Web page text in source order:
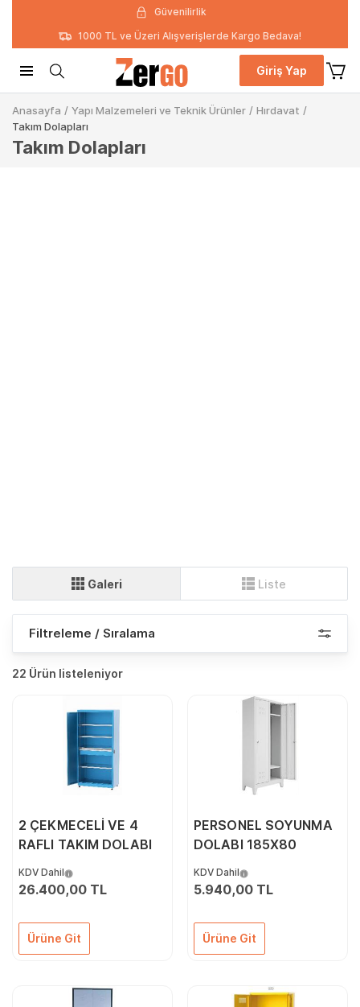
Güvenilirlik
1000 TL ve Üzeri Alışverişlerde Kargo Bedava!
Giriş Yap
Anasayfa / Yapı Malzemeleri ve Teknik Ürünler / Hırdavat /
Takım Dolapları
Takım Dolapları
Galeri Liste
Filtreleme / Sıralama
22 Ürün listeleniyor
2 ÇEKMECELİ VE 4
RAFLI TAKIM DOLABI
KDV Dahil
26.400,00 TL
Ürüne Git
PERSONEL SOYUNMA
DOLABI 185X80
KDV Dahil
5.940,00 TL
Ürüne Git